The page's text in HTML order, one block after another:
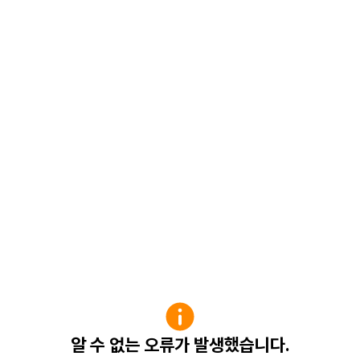
알 수 없는 오류가 발생했습니다.